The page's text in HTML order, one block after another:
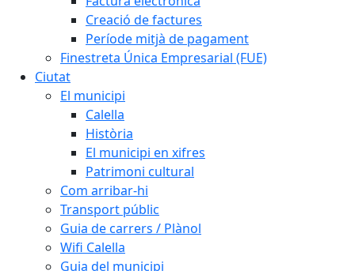
Creació de factures
Període mitjà de pagament
Finestreta Única Empresarial (FUE)
Ciutat
El municipi
Calella
Història
El municipi en xifres
Patrimoni cultural
Com arribar-hi
Transport públic
Guia de carrers / Plànol
Wifi Calella
Guia del municipi